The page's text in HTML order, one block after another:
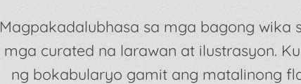
Magpakadalubhasa sa mga bagong
mga curated na larawan at ilustrasyon.
ng bokabularyo gamit ang matalinong